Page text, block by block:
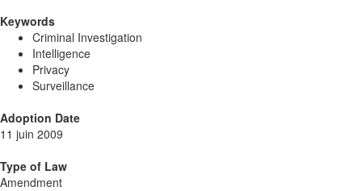
Keywords
Criminal Investigation
Intelligence
Privacy
Surveillance
Adoption Date
11 juin 2009
Type of Law
Amendment